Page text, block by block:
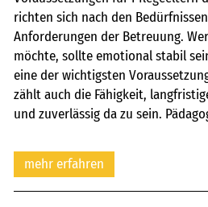
richten sich nach den
Anforderungen der Betreuung.
möchte, sollte emotional stabil
eine der wichtigsten
zählt auch die Fähigkeit,
und zuverlässig da zu sein.
mehr erfahren